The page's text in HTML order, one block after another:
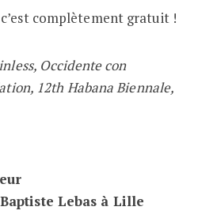
c’est complètement gratuit !
Occidente con
12th Habana Biennale,
Lebas à Lille